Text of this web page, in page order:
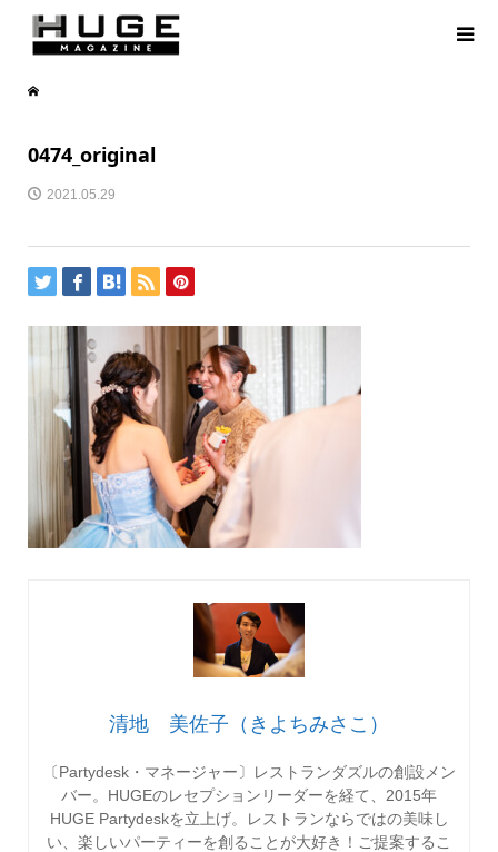
0474_original
2021.05.29
清地 美佐子（きよちみさこ）
〔Partydesk・マネージャー〕レストランダズルの創設メン
バー。HUGEのレセプションリーダーを経て、2015年
HUGE Partydeskを立上げ。レストランならではの美味し
い、楽しいパーティーを創ることが大好き！ご提案するこ